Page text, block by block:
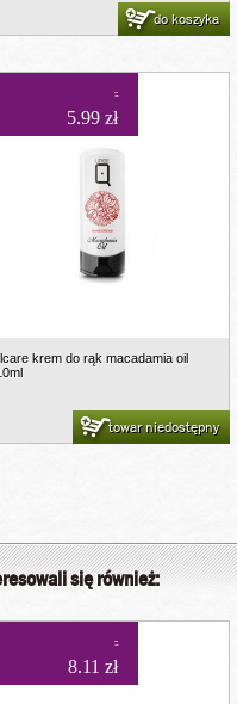
do koszyka
5.99 zł
krem do rąk macadamia oil
towar niedostępny
się również:
8.11 zł